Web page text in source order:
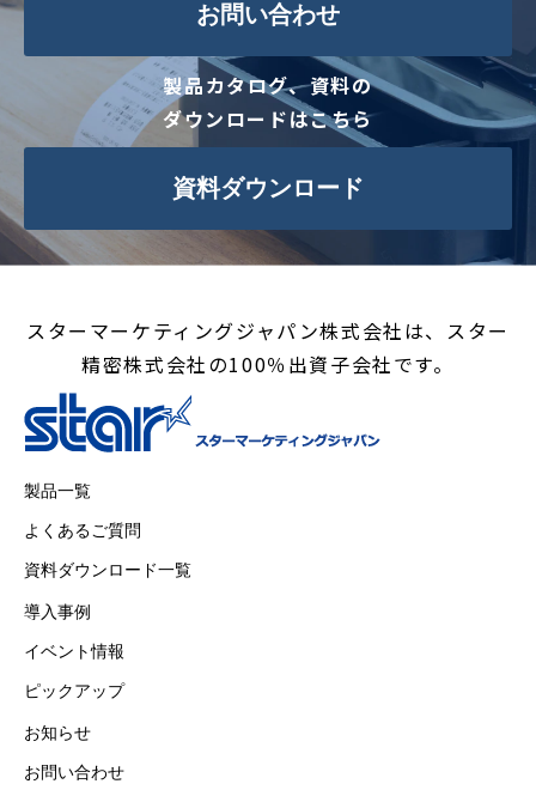
お問い合わせ
製品カタログ、資料の
ダウンロードはこちら
資料ダウンロード
スターマーケティングジャパン株式会社は、スター
精密株式会社の100％出資子会社です。
製品一覧
よくあるご質問
資料ダウンロード一覧
導入事例
イベント情報
ピックアップ
お知らせ
お問い合わせ